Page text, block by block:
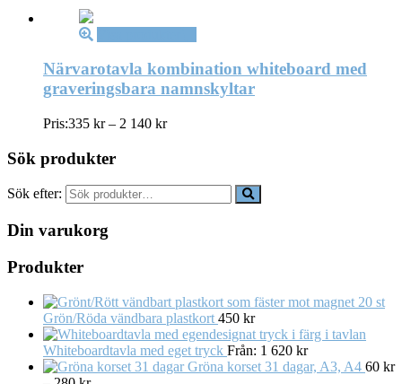
Närvarotavla kombination whiteboard med
graveringsbara namnskyltar
Pris:335 kr– 2 140 kr
Sök produkter
Sök efter:
Din varukorg
Produkter
20 st
Grön/Röda vändbara plastkort 450 kr
Whiteboardtavla med eget tryck Från: 1 620 kr
Gröna korset 31 dagar, A3, A4 60 kr